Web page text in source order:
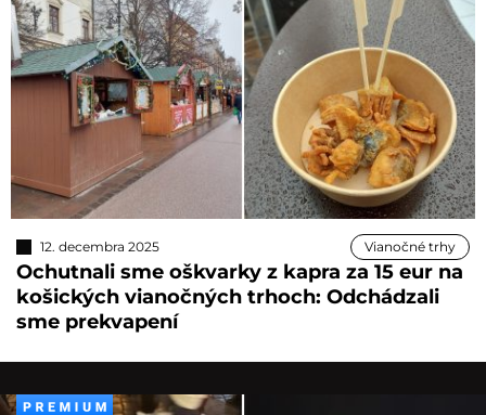
12. decembra 2025 Vianočné trhy
Ochutnali sme oškvarky z kapra za 15 eur na
košických vianočných trhoch: Odchádzali
sme prekvapení